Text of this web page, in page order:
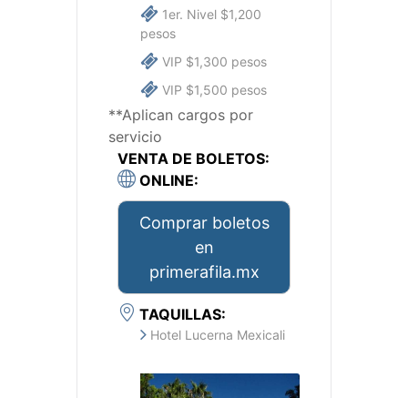
1er. Nivel $1,200
pesos
VIP $1,300 pesos
VIP $1,500 pesos
**Aplican cargos por
servicio
VENTA DE BOLETOS:
ONLINE:
Comprar boletos
en
primerafila.mx
TAQUILLAS:
Hotel Lucerna Mexicali